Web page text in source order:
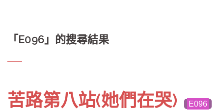
「E096 」的搜尋結果
苦路第八站(她們在哭) E096